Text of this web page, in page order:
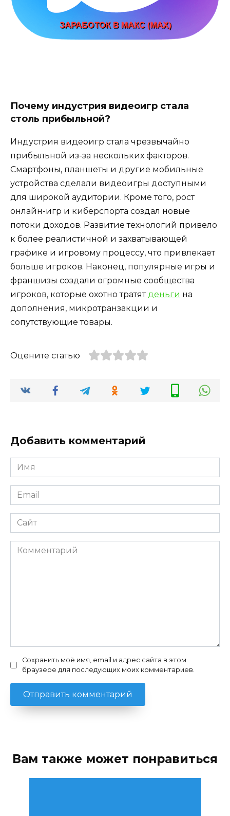
Почему индустрия видеоигр стала
столь прибыльной?
Индустрия видеоигр стала чрезвычайно
прибыльной из-за нескольких факторов.
Смартфоны, планшеты и другие мобильные
устройства сделали видеоигры доступными
для широкой аудитории. Кроме того, рост
онлайн-игр и киберспорта создал новые
потоки доходов. Развитие технологий привело
к более реалистичной и захватывающей
графике и игровому процессу, что привлекает
больше игроков. Наконец, популярные игры и
франшизы создали огромные сообщества
игроков, которые охотно тратятденьги на
дополнения, микротранзакции и
сопутствующие товары.
Оцените статью
Добавить комментарий
Имя
*
Email
*
Сайт
Комментарий
Сохранить моё имя, email и адрес сайта в этом
браузере для последующих моих комментариев.
Вам также может понравиться